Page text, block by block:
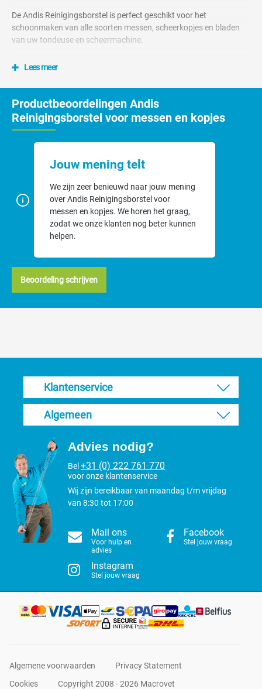
De Andis Reinigingsborstel is perfect geschikt voor het
schoonmaken van alle soorten messen, scheerkopjes en bladen
van uw tondeuse en scheermachine.
Lees meer
Productbeoordelingen Andis
Reinigingsborstel voor messen en kopjes
Jouw mening telt
We zijn zeer benieuwd naar jouw mening
over Andis Reinigingsborstel voor
messen en kopjes. We horen het graag,
zodat we onze klanten nog beter kunnen
helpen.
Beoordeling schrijven
Klantenservice
Algemeen
Advies nodig?
Bel +31 (0) 222 761 770
voor onze klantenservice
Wij zijn bereikbaar van maandag t/m vrijdag
van 8:30 tot 17:00
Mail ons
Voor hulp en
advies
Facebook
Stel jouw vraag
Instagram
Stel jouw vraag
Algemene voorwaarden
Privacy Statement
Cookies
Copyright 2008 - 2026 Macrovet